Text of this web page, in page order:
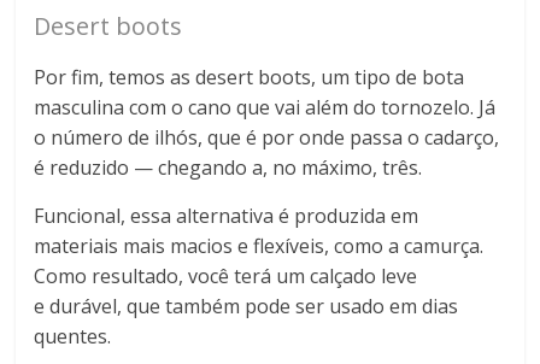
Desert boots
Por fim, temos as desert boots, um tipo de bota
masculina com o cano que vai além do tornozelo. Já
o número de ilhós, que é por onde passa o cadarço,
é reduzido — chegando a, no máximo, três.
Funcional, essa alternativa é produzida em
materiais mais macios e flexíveis, como a camurça.
Como resultado, você terá um calçado leve
e durável, que também pode ser usado em dias
quentes.